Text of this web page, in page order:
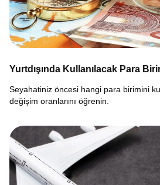
Yurtdışında Kullanılacak Para
Seyahatiniz öncesi hangi para birimini
değişim oranlarını öğrenin.